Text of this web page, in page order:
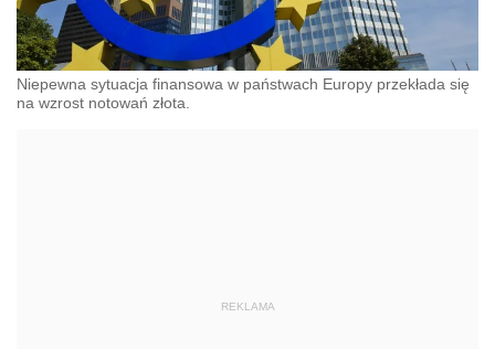
Niepewna sytuacja finansowa w państwach Europy przekłada się
na wzrost notowań złota.